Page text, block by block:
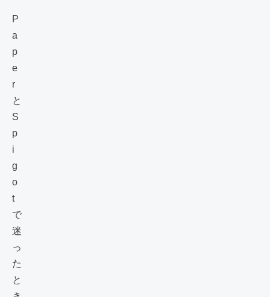
P
a
p
e
r
と
S
p
i
g
o
t
で
迷
っ
た
と